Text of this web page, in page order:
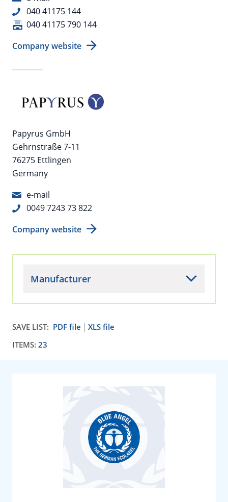
040 41175 144
040 41175 790 144
Company website
Papyrus GmbH
Gehrnstraße 7-11
76275 Ettlingen
Germany
e-mail
0049 7243 73 822
Company website
Manufacturer
SAVE LIST: PDF file
XLS file
ITEMS: 23